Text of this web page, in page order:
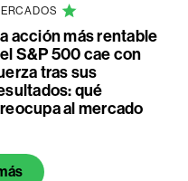
acción más rentable
S&P 500 cae con
tras sus
qué
al mercado